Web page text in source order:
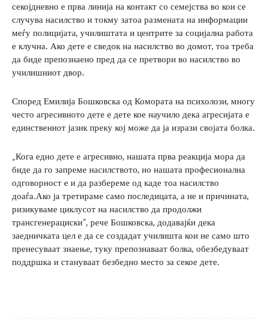
секојдневно е прва линија на контакт со семејства во кои се
случува насилство и токму затоа размената на информации
меѓу полицијата, училиштата и центрите за социјална работа
е клучна. Ако дете е сведок на насилство во домот, тоа треба
да биде препознаено пред да се претвори во насилство во
училишниот двор.
Според Емилија Бошковска од Комората на психолози, многу
често агресивното дете е дете кое научило дека агресијата е
единствениот јазик преку кој може да ја изрази својата болка.
„Кога едно дете е агресивно, нашата прва реакција мора да
биде да го запреме насилството, но нашата професионална
одговорност е и да разбереме од каде тоа насилство
доаѓа.Ако ја третираме само последицата, а не и причината,
ризикуваме циклусот на насилство да продолжи
трансгенерациски“, рече Бошковска, додавајќи дека
заедничката цел е да се создадат училишта кои не само што
пренесуваат знаење, туку препознаваат болка, обезбедуваат
поддршка и стануваат безбедно место за секое дете.